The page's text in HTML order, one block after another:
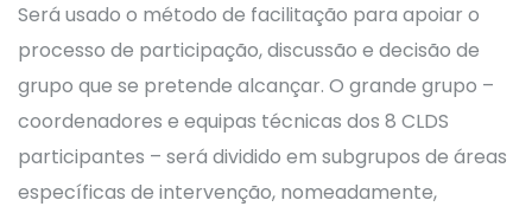
Será usado o método de facilitação para apoiar o
processo de participação, discussão e decisão de
grupo que se pretende alcançar. O grande grupo –
coordenadores e equipas técnicas dos 8 CLDS
participantes – será dividido em subgrupos de áreas
específicas de intervenção, nomeadamente,